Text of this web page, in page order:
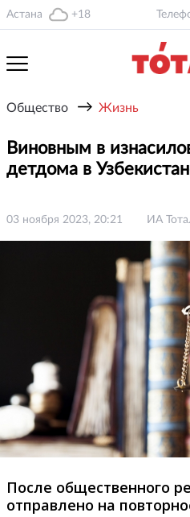
Астана +18
Общество → Жизнь
Виновным в
детдома в
03 ноября 2023, 20:21 ИА
После общественного
отправлено на